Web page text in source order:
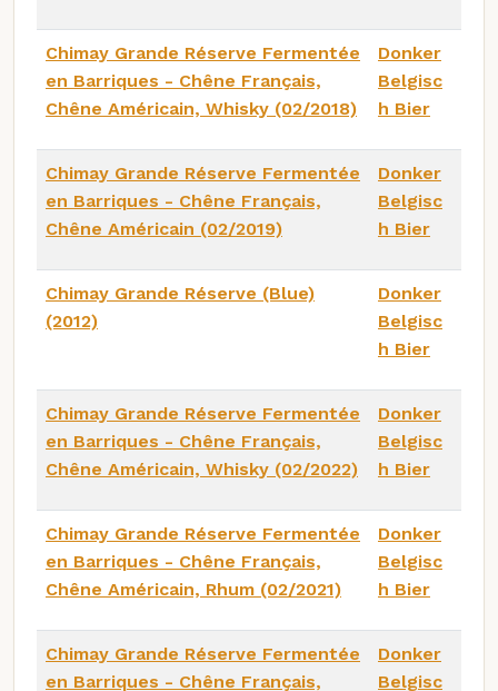
Chimay Grande Réserve Fermentée
en Barriques - Chêne Français,
Chêne Américain, Whisky (02/2018)
Donker
Belgisc
h Bier
Chimay Grande Réserve Fermentée
en Barriques - Chêne Français,
Chêne Américain (02/2019)
Donker
Belgisc
h Bier
Chimay Grande Réserve (Blue)
(2012)
Donker
Belgisc
h Bier
Chimay Grande Réserve Fermentée
en Barriques - Chêne Français,
Chêne Américain, Whisky (02/2022)
Donker
Belgisc
h Bier
Chimay Grande Réserve Fermentée
en Barriques - Chêne Français,
Chêne Américain, Rhum (02/2021)
Donker
Belgisc
h Bier
Chimay Grande Réserve Fermentée
en Barriques - Chêne Français,
Donker
Belgisc